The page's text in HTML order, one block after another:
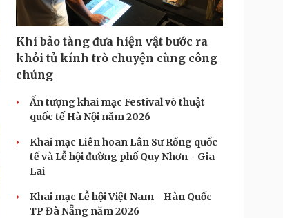
Khi bảo tàng đưa hiện vật bước ra
khỏi tủ kính trò chuyện cùng công
chúng
Ấn tượng khai mạc Festival võ thuật
quốc tế Hà Nội năm 2026
Khai mạc Liên hoan Lân Sư Rồng quốc
tế và Lễ hội đường phố Quy Nhơn - Gia
Lai
Khai mạc Lễ hội Việt Nam - Hàn Quốc
TP Đà Nẵng năm 2026